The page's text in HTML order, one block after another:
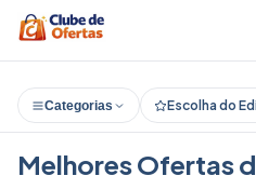
Categorias Escolha do
Melhores Ofertas